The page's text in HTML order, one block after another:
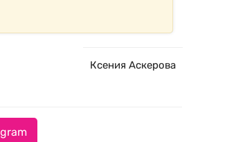
Ксения Аскерова